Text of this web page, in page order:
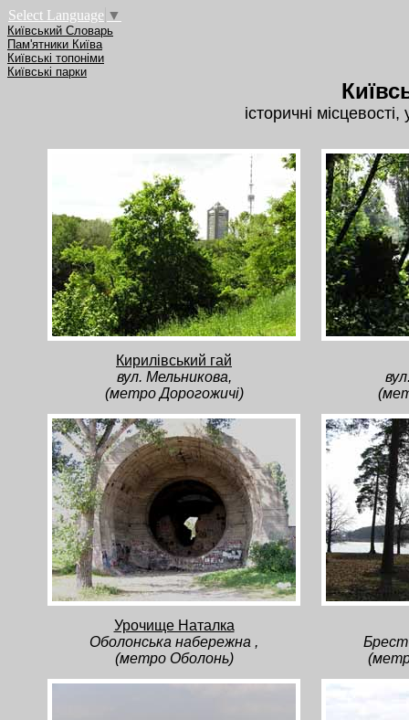
Select Language ▼
Київський Словарь
Пам'ятники Київа
Київські топоніми
Київські парки
історичні
Кирилівський гай
вул. Мельникова,
(метро Дорогожичі)
Урочище Наталка
Оболонська набережна ,
(метро Оболонь)